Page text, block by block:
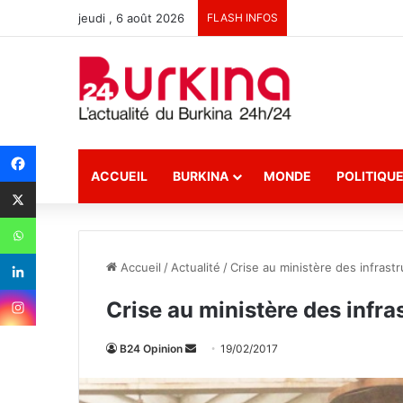
jeudi , 6 août 2026 FLASH INFOS
ACCUEIL BURKINA MONDE POLITIQUE
Accueil / Actualité /Crise au ministère des
Crise au ministère des
B24 Opinion
v
19/02/2017